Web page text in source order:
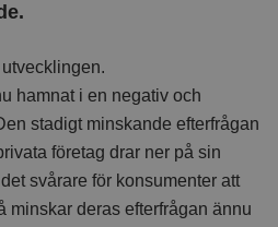
hamnat i en negativ och
stadigt minskande efterfrågan
företag drar ner på sin
svårare för konsumenter att
minskar deras efterfrågan ännu